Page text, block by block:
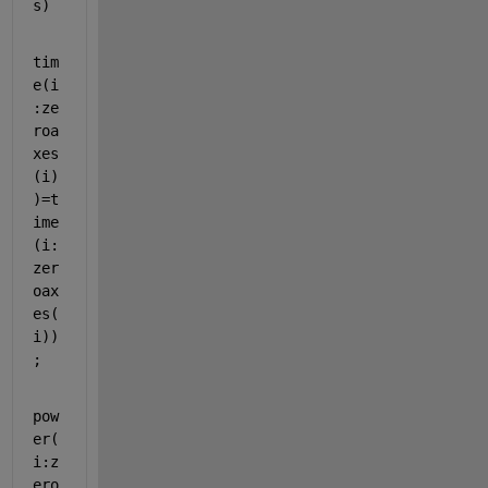
s)
tim
e(i
:ze
roa
xes
(i)
)=t
ime
(i:
zer
oax
es(
i))
;
pow
er(
i:z